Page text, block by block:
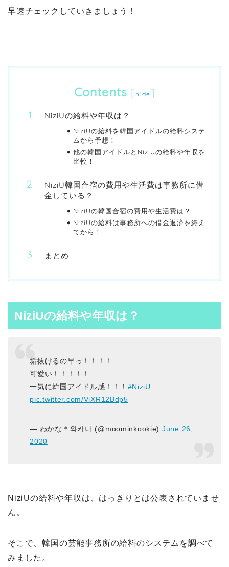
早速チェックしていきましょう！
Contents [hide]
NiziUの給料や年収は？
NiziUの給料を韓国アイドルの給料システ
ムから予想！
他の韓国アイドルとNiziUの給料や年収を
比較！
NiziU韓国合宿の費用や生活費は事務所に借
金している？
NiziUの韓国合宿の費用や生活費は？
NiziUの給料は事務所への借金返済を終え
てから！
まとめ
NiziUの給料や年収は？
垢抜けるの早っ！！！！
可愛い！！！！！
一気に韓国アイドル感！！！ #NiziU
pic.twitter.com/ViXR12Bdp5
— わかな＊와카나 (@moominkookie) June 26,
2020
NiziUの給料や年収は、はっきりとは公表されていませ
ん。
そこで、韓国の芸能事務所の給料のシステムを調べて
みました。